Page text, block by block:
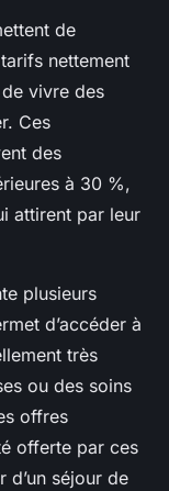
de
nettement
vivre des
Ces
des
à 30 %,
attirent par leur
plusieurs
d’accéder à
très
ou des soins
offres
offerte par ces
séjour de